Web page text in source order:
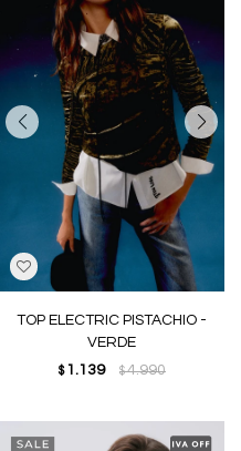
TOP ELECTRIC PISTACHIO -
VERDE
$ 1.139 $4.990